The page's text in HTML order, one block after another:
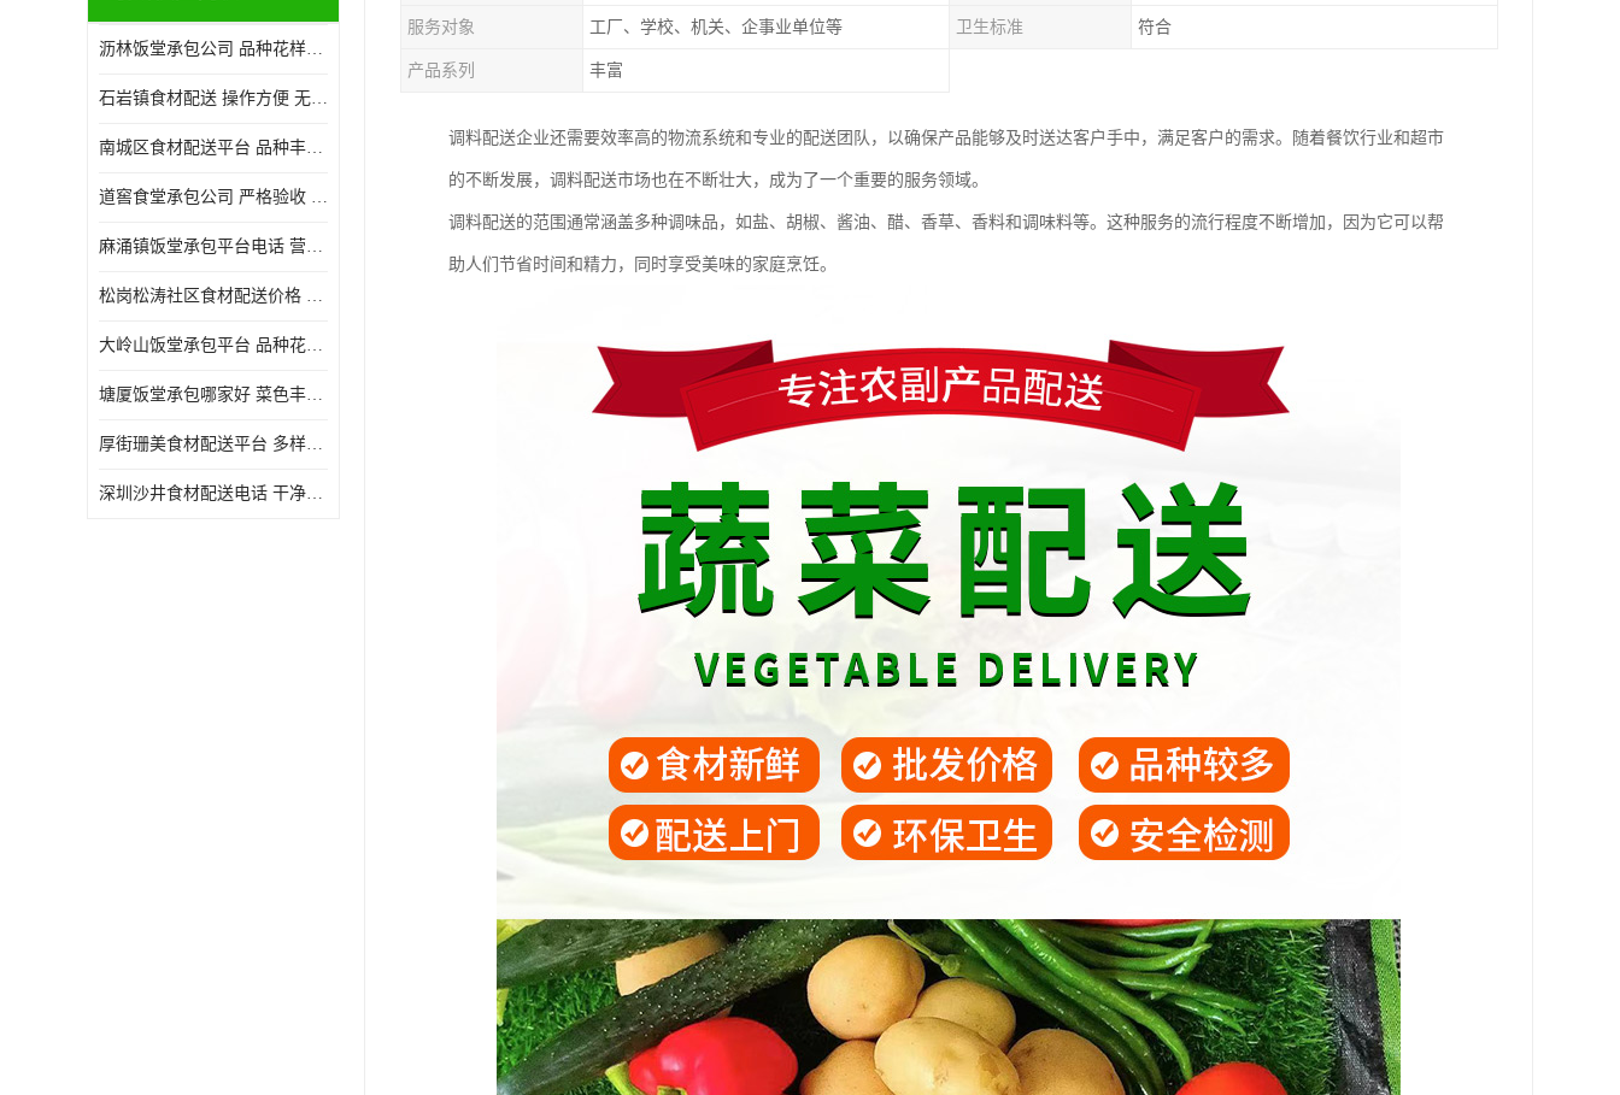
沥林饭堂承包公司 品种花样丰富 提高员工饮食质量
石岩镇食材配送 操作方便 无需亲自管理
南城区食材配送平台 品种丰富 配送时间较短
道窖食堂承包公司 严格验收 维持供膳品质稳定
麻涌镇饭堂承包平台电话 营养均衡 定期推出新菜式
松岗松涛社区食材配送价格 搭配均匀 菜式品种类别多
大岭山饭堂承包平台 品种花样丰富 定期推出新菜式
塘厦饭堂承包哪家好 菜色丰富 大幅度降低食材成本
厚街珊美食材配送平台 多样化选择 提高膳食质量
深圳沙井食材配送电话 干净卫生 无需亲自管理
服务对象 工厂、学校、机关、企事业单位等 卫生标准 符合
产品系列 丰富
调料配送企业还需要效率高的物流系统和专业的配送团队，以确保产品能够及时送达客户手中，满足客户的需求。随着餐饮行业和超市
的不断发展，调料配送市场也在不断壮大，成为了一个重要的服务领域。
调料配送的范围通常涵盖多种调味品，如盐、胡椒、酱油、醋、香草、香料和调味料等。这种服务的流行程度不断增加，因为它可以帮
助人们节省时间和精力，同时享受美味的家庭烹饪。